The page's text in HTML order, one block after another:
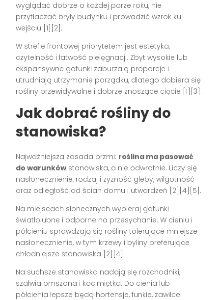
wyglądać dobrze o każdej porze roku, nie
przytłaczać bryły budynku i prowadzić wzrok ku
wejściu [1][2].
W strefie frontowej priorytetem jest estetyka,
czytelność i łatwość pielęgnacji. Zbyt wysokie lub
ekspansywne gatunki zaburzają proporcje i
utrudniają utrzymanie porządku, dlatego dobiera się
rośliny przewidywalne i dobrze znoszące cięcie [1][3].
Jak dobrać rośliny do
stanowiska?
Najważniejsza zasada brzmi: roślina ma pasować
do warunków stanowiska, a nie odwrotnie. Liczy się
nasłonecznienie, rodzaj i żyzność gleby, wilgotność
oraz odległość od ścian domu i utwardzeń [2][4][5].
Na miejscach słonecznych wybieraj gatunki
światłolubne i odporne na przesychanie. W cieniu i
półcieniu sprawdzają się rośliny tolerujące mniejsze
nasłonecznienie, w tym krzewy i byliny preferujące
chłodniejsze stanowiska [2][4].
Na suchsze stanowiska nadają się rozchodniki,
szałwia omszona i kocimiętka. Do cienia lub
półcienia lepsze będą hortensje, funkie, zawilce